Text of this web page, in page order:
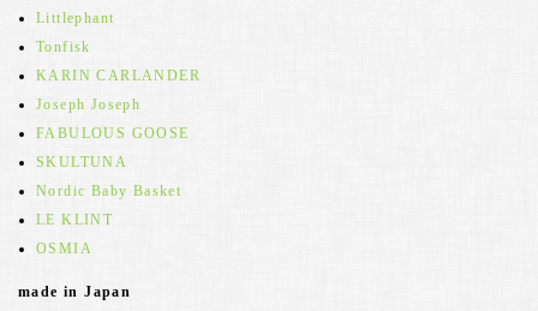
Littlephant
Tonfisk
KARIN CARLANDER
Joseph Joseph
FABULOUS GOOSE
SKULTUNA
Nordic Baby Basket
LE KLINT
OSMIA
made in Japan